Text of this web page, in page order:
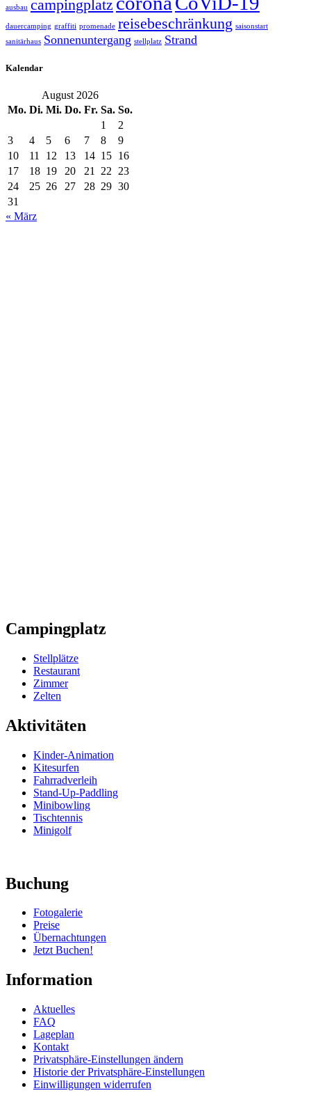
ausbau campingplatz
dauercamping graffiti promenade reisebeschränkung saisonstart
sanitärhaus Sonnenuntergang stellplatz Strand
Kalendar
August 2026
Mo. Di. Mi. Do. Fr. Sa. So.
1
2
3
4 5 6 7 8
9
10
11 12 13 14 15 16
17
18 19 20 21 22
23
24
25 26 27 28 29 30
31
« März
Campingplatz
Stellplätze
Restaurant
Zimmer
Zelten
Aktivitäten
Kinder-Animation
Kitesurfen
Fahrradverleih
Stand-Up-Paddling
Minibowling
Tischtennis
Minigolf
Buchung
Fotogalerie
Preise
Übernachtungen
Jetzt Buchen!
Information
Aktuelles
FAQ
Lageplan
Kontakt
Privatsphäre-Einstellungen ändern
Historie der Privatsphäre-Einstellungen
Einwilligungen widerrufen